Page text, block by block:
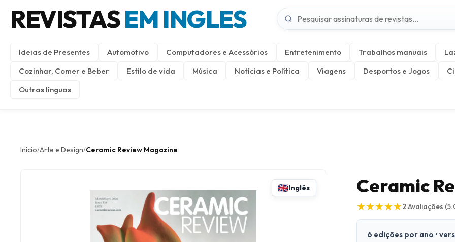
REVISTASEM INGLES
Ideias de Presentes Automotivo Computadores e Acessórios Entretenimento Trabalhos manuais
Cozinhar, Comer e Beber
Estilo de vida Música Notícias e Política Viagens Desportos e Jogos
Outras línguas
Início/Arte e Design/Ceramic Review Magazine
Inglês Ceramic
★
★★
★★
★★
★★
★2Avaliações
6 edições por ano •